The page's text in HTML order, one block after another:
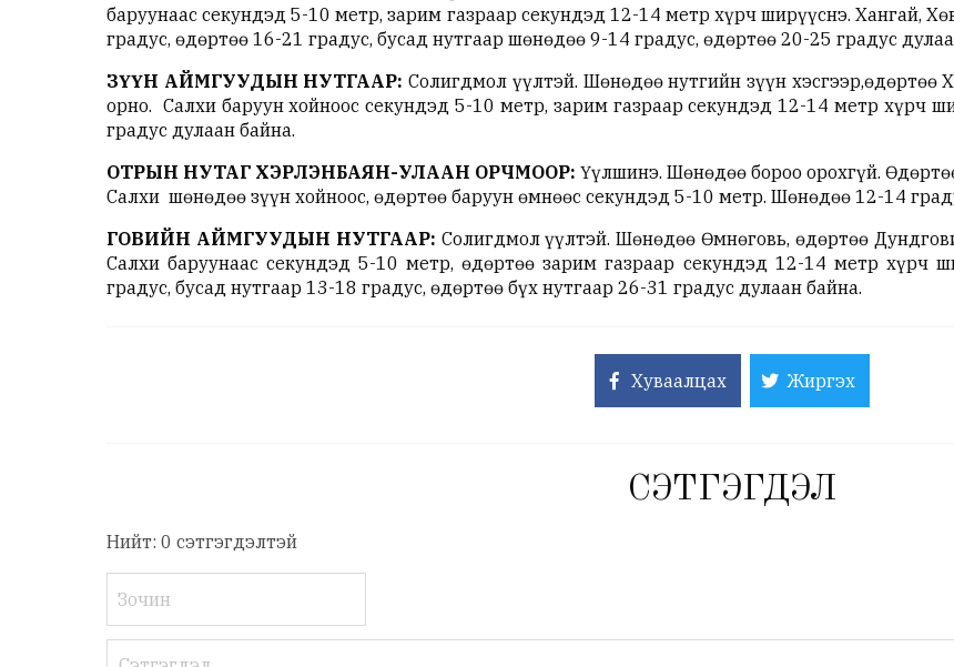
баруунаас секундэд 5-10 метр, зарим газраар секундэд 12-14 метр хүрч ширүүснэ. Хангай,
градус, өдөртөө 16-21 градус, бусад нутгаар шөнөдөө 9-14 градус, өдөртөө 20-25 градус
ЗҮҮН АЙМГУУДЫН НУТГААР: Солигдмол үүлтэй. Шөнөдөө нутгийн зүүн хэсгээр,өдөртөө
орно. Салхи баруун хойноос секундэд 5-10 метр, зарим газраар секундэд 12-14 метр хүрч
градус дулаан байна.
ОТРЫН НУТАГ ХЭРЛЭНБАЯН-УЛААН ОРЧМООР: Үүлшинэ. Шөнөдөө бороо орохгүй.
Салхи шөнөдөө зүүн хойноос, өдөртөө баруун өмнөөс секундэд 5-10 метр. Шөнөдөө 12-14
ГОВИЙН АЙМГУУДЫН НУТГААР: Солигдмол үүлтэй. Шөнөдөө Өмнөговь, өдөртөө
Салхи баруунаас секундэд 5-10 метр, өдөртөө зарим газраар секундэд 12-14 метр хүрч
градус, бусад нутгаар 13-18 градус, өдөртөө бүх нутгаар 26-31 градус дулаан байна.
Хуваалцах Жиргэх
СЭТГЭГДЭЛ
Нийт: 0 сэтгэгдэлтэй